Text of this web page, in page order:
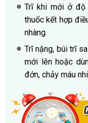
Trĩ khi mới ở độ
thuốc kết hợp
nhàng.
Trĩ nặng, búi trĩ
mới lên hoặc
đớn, chảy máu